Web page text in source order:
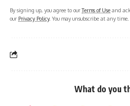
By signing up, you agree to ourTerms of Use and
our Privacy Policy. You may unsubscribe at any time.
What do you